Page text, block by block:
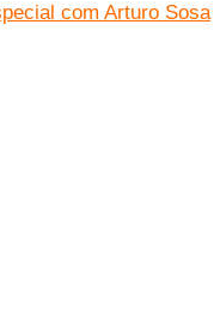
com Arturo Sosa